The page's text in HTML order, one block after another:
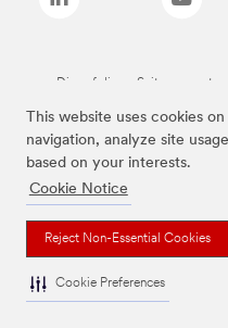
This website uses cookies
navigation, analyze site
based on your interests.
Cookie Notice
Reject Non-Essential Cookies
Cookie Preferences
Die auf dieser Seite